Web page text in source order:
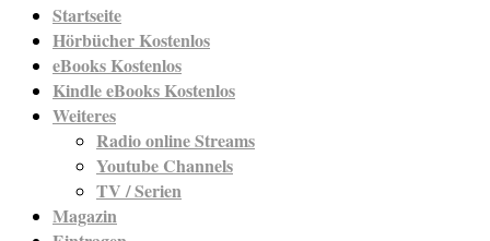
Startseite
Hörbücher Kostenlos
eBooks Kostenlos
Kindle eBooks Kostenlos
Weiteres
Radio online Streams
Youtube Channels
TV / Serien
Magazin